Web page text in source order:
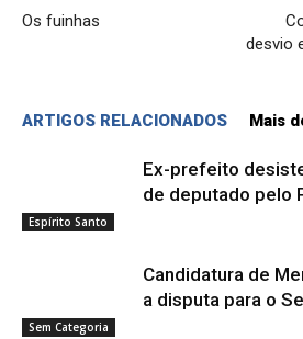
Os fuinhas
desvio
ARTIGOS RELACIONADOS Mais
Espírito Santo
Ex-prefeito
de deputado pelo
Sem Categoria
Candidatura de
a disputa para o